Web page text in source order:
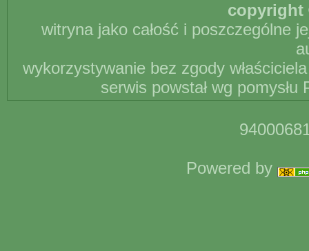
copyright
witryna jako całość i poszczególne
wykorzystywanie bez zgody
serwis powstał wg
Powered by